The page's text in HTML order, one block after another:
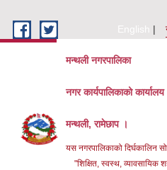
English
मन्थली नगरपालिका
नगर कार्यपालिकाको कार्यालय
मन्थली, रामेछाप ।
यस नगरपालिकाको दिर्घकालिन
"शिक्षित, स्वस्थ, व्यावसायिक